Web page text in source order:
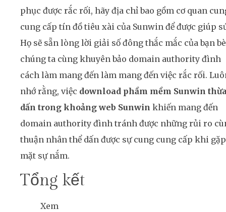
phục được rắc rối, hãy địa chỉ bao gồm cơ quan
cung cấp tín đồ tiêu xài của Sunwin để được giúp
Họ sẽ sẵn lòng lời giải số đông thắc mắc của bạn bè
chúng ta cùng khuyên bảo domain authority đình
cách làm mang đến làm mang đến việc rắc rối.
nhớ rằng, việc download phầm mềm Sunwin
dấn trong khoảng web Sunwin khiến mang đến
domain authority đình tránh được những rủi ro
thuận nhân thể dấn được sự cung cung cấp khi gặp
mặt sự nắm.
Tổng kết
Xem